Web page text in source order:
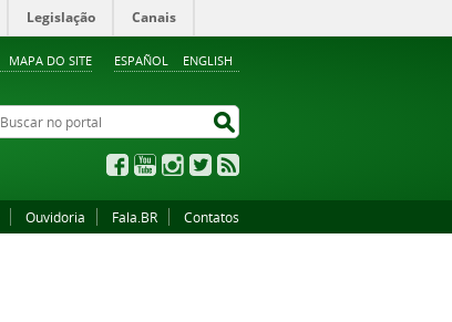
ESPAÑOL ENGLISH
MAPA DO SITE
Legislação Canais
Buscar no portal
FacebookYouTubeInstagram
Twitter
Ouvidoria Fala.BR Contatos